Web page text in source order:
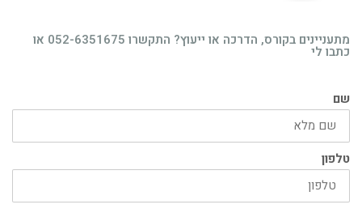
מתעניינים בקורס, הדרכה או ייעוץ? התקשרו 052-6351675 או
כתבו לי
שם
טלפון